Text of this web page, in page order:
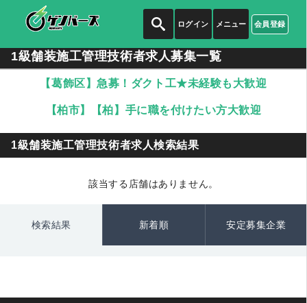
ログイン 会員登録
メニュー
1級舗装施工管理技術者求人募集一覧
【葛飾区】急募！ダクト工★未経験も大歓迎
【柏市】【柏】手に職を付けたい方大歓迎
1級舗装施工管理技術者求人検索結果
該当する店舗はありません。
検索結果 新着順 安定募集企業